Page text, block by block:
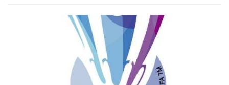
Йонссон, Хайри Стивенсон (Патрик Карлссон, 46), Иван Обуло
(Пьер Бенгтссон, 89), Лукас